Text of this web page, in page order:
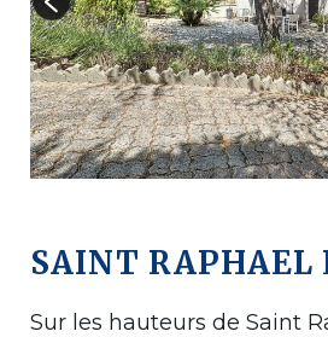
SAINT RAPHAEL
Sur les hauteurs de Saint